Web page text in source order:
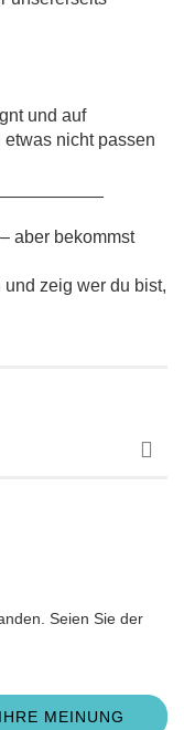
und auf
nicht passen
aber bekommst
zeig wer du bist,
Seien Sie der
IHRE MEINUNG